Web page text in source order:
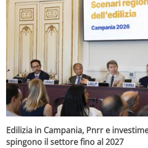
Edilizia in Campania, Pnrr e
spingono il settore fino al 2027